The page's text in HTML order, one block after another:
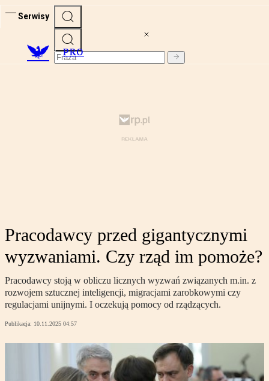
Serwisy
PRO
Pracodawcy przed gigantycznymi
wyzwaniami. Czy rząd im pomoże?
Pracodawcy stoją w obliczu licznych wyzwań związanych m.in. z
rozwojem sztucznej inteligencji, migracjami zarobkowymi czy
regulacjami unijnymi. I oczekują pomocy od rządzących.
Publikacja: 10.11.2025 04:57